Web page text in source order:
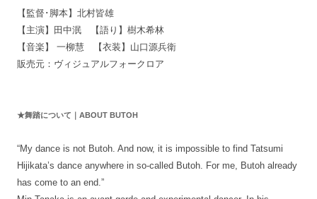
【監督･脚本】北村皆雄
【主演】田中泯 【語り】樹木希林
【音楽】 一柳慧 【衣装】山口源兵衛
販売元：ヴィジュアルフォークロア
★舞踏について｜ABOUT BUTOH
“My dance is not Butoh. And now, it is impossible to find Tatsumi
Hijikata’s dance anywhere in so-called Butoh. For me, Butoh already
has come to an end.”